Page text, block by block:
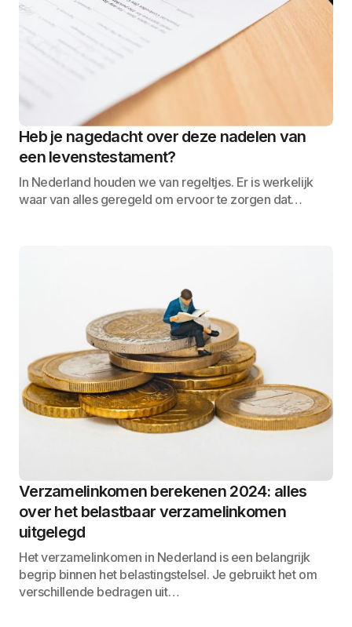
Heb je nagedacht over deze nadelen van
een levenstestament?
In Nederland houden we van regeltjes. Er is werkelijk
waar van alles geregeld om ervoor te zorgen dat…
Verzamelinkomen berekenen 2024: alles
over het belastbaar verzamelinkomen
uitgelegd
Het verzamelinkomen in Nederland is een belangrijk
begrip binnen het belastingstelsel. Je gebruikt het om
verschillende bedragen uit…